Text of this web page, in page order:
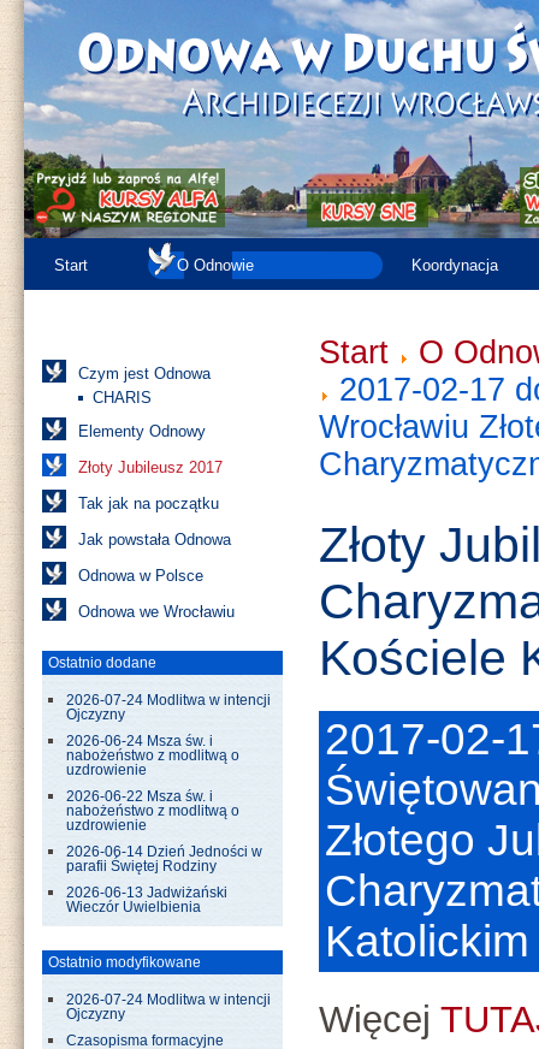
Start O Odnowie Koordynacja
Czym jest Odnowa
CHARIS
Elementy Odnowy
Złoty Jubileusz 2017
Tak jak na początku
Jak powstała Odnowa
Odnowa w Polsce
Odnowa we Wrocławiu
Ostatnio dodane
2026-07-24 Modlitwa w intencji
Ojczyzny
2026-06-24 Msza św. i
nabożeństwo z modlitwą o
uzdrowienie
2026-06-22 Msza św. i
nabożeństwo z modlitwą o
uzdrowienie
2026-06-14 Dzień Jedności w
parafii Świętej Rodziny
2026-06-13 Jadwiżański
Wieczór Uwielbienia
Ostatnio modyfikowane
2026-07-24 Modlitwa w intencji
Ojczyzny
Czasopisma formacyjne
Start
O
2017-02-17
Wrocławiu
Złoty
Kościele
2017-02-
Złotego
Katolickim
Więcej